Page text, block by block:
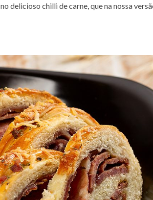
delicioso chilli de carne, que na nossa